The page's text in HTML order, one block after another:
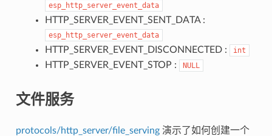
esp_http_server_event_data
HTTP_SERVER_EVENT_SENT_DATA :
esp_http_server_event_data
HTTP_SERVER_EVENT_DISCONNECTED : int
HTTP_SERVER_EVENT_STOP : NULL
文件服务
protocols/http_server/file_serving演示了如何创建一个